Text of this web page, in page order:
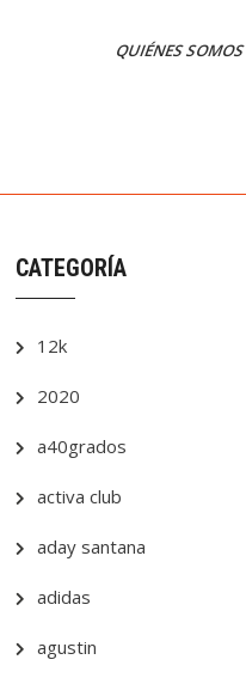
QUIÉNES SOMOS
CATEGORÍA
12k
2020
a40grados
activa club
aday santana
adidas
agustin